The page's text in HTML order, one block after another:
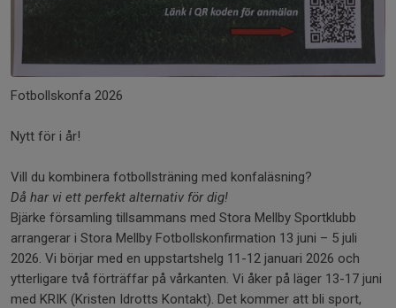
Fotbollskonfa 2026
Nytt för i år!
Vill du kombinera fotbollsträning med konfaläsning?
Då har vi ett perfekt alternativ för dig!
Bjärke församling tillsammans med Stora Mellby Sportklubb
arrangerar i Stora Mellby Fotbollskonfirmation 13 juni – 5 juli
2026. Vi börjar med en uppstartshelg 11-12 januari 2026 och
ytterligare två förträffar på vårkanten. Vi åker på läger 13-17 juni
med KRIK (Kristen Idrotts Kontakt). Det kommer att bli sport,